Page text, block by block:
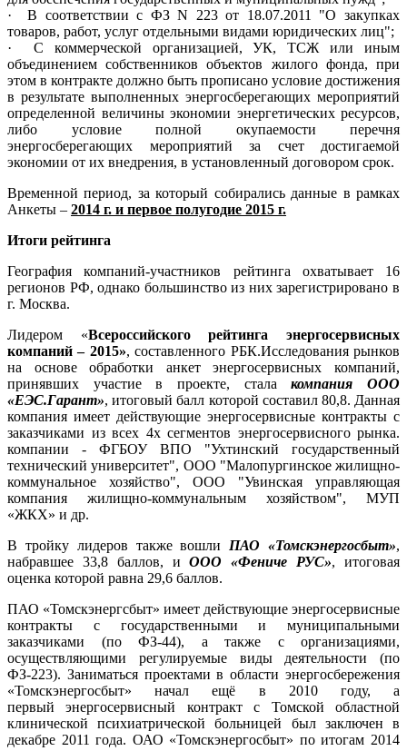
· В соответствии с ФЗ N 223 от 18.07.2011 "О закупках
товаров, работ, услуг отдельными видами юридических лиц";
· С коммерческой организацией, УК, ТСЖ или иным
объединением собственников объектов жилого фонда, при
этом в контракте должно быть прописано условие достижения
в результате выполненных энергосберегающих мероприятий
определенной величины экономии энергетических ресурсов,
либо условие полной окупаемости перечня
энергосберегающих мероприятий за счет достигаемой
экономии от их внедрения, в установленный договором срок.
Временной период, за который собирались данные в рамках
Анкеты – 2014 г. и первое полугодие 2015 г.
Итоги рейтинга
География компаний-участников рейтинга охватывает 16
регионов РФ, однако большинство из них зарегистрировано в
г. Москва.
Лидером «Всероссийского рейтинга энергосервисных
компаний – 2015», составленного РБК.Исследования рынков
на основе обработки анкет энергосервисных компаний,
принявших участие в проекте, сталакомпания ООО
«ЕЭС.Гарант», итоговый балл которой составил 80,8. Данная
компания имеет действующие энергосервисные контракты с
заказчиками из всех 4х сегментов энергосервисного рынка.
компании - ФГБОУ ВПО "Ухтинский государственный
технический университет", ООО "Малопургинское жилищно-
коммунальное хозяйство", ООО "Увинская управляющая
компания жилищно-коммунальным хозяйством", МУП
«ЖКХ» и др.
В тройку лидеров также вошли ПАО «Томскэнергосбыт»,
набравшее 33,8 баллов, иООО «Фениче РУС», итоговая
оценка которой равна 29,6 баллов.
ПАО «Томскэнергсбыт» имеет действующие энергосервисные
контракты с государственными и муниципальными
заказчиками (по ФЗ-44), а также с организациями,
осуществляющими регулируемые виды деятельности (по
ФЗ-223). Заниматься проектами в области энергосбережения
«Томскэнергосбыт» начал ещё в 2010 году, а
первыйэнергосервисный контракт с Томской областной
клинической психиатрической больницей был заключен в
декабре 2011 года. ОАО «Томскэнергосбыт» по итогам 2014